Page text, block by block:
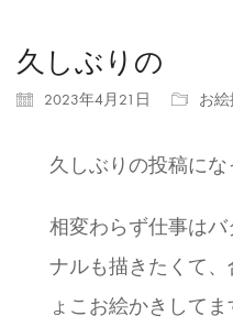
久しぶりの
2023年4月21日 お絵
久しぶりの投稿にな
相変わらず仕事は
ナルも描きたくて
ょこお絵かきしてま